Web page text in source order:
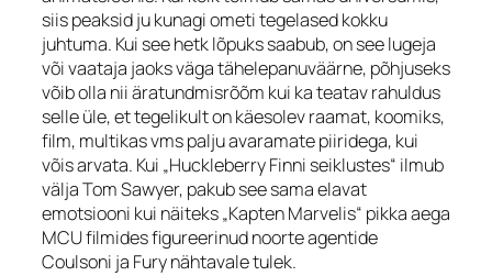
siis peaksid ju kunagi ometi tegelased kokku
juhtuma. Kui see hetk lõpuks saabub, on see lugeja
või vaataja jaoks väga tähelepanuväärne, põhjuseks
võib olla nii äratundmisrõõm kui ka teatav rahuldus
selle üle, et tegelikult on käesolev raamat, koomiks,
film, multikas vms palju avaramate piiridega, kui
võis arvata. Kui „Huckleberry Finni seiklustes“ ilmub
välja Tom Sawyer, pakub see sama elavat
emotsiooni kui näiteks „Kapten Marvelis“ pikka aega
MCU filmides figureerinud noorte agentide
Coulsoni ja Fury nähtavale tulek.